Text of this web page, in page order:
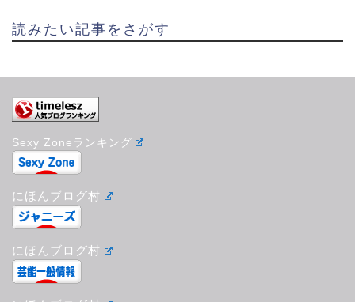
読みたい記事をさがす
Sexy Zoneランキング
にほんブログ村
にほんブログ村